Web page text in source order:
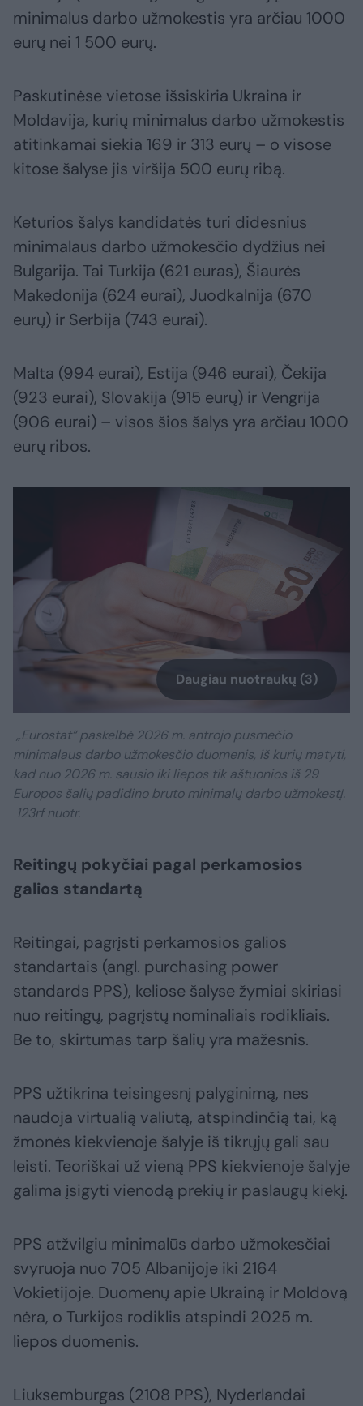
minimalus darbo užmokestis yra arčiau 1000
eurų nei 1 500 eurų.
Paskutinėse vietose išsiskiria Ukraina ir
Moldavija, kurių minimalus darbo užmokestis
atitinkamai siekia 169 ir 313 eurų – o visose
kitose šalyse jis viršija 500 eurų ribą.
Keturios šalys kandidatės turi didesnius
minimalaus darbo užmokesčio dydžius nei
Bulgarija. Tai Turkija (621 euras), Šiaurės
Makedonija (624 eurai), Juodkalnija (670
eurų) ir Serbija (743 eurai).
Malta (994 eurai), Estija (946 eurai), Čekija
(923 eurai), Slovakija (915 eurų) ir Vengrija
(906 eurai) – visos šios šalys yra arčiau 1000
eurų ribos.
Daugiau nuotraukų (3)
„Eurostat“ paskelbė 2026 m. antrojo pusmečio
minimalaus darbo užmokesčio duomenis, iš kurių matyti,
kad nuo 2026 m. sausio iki liepos tik aštuonios iš 29
Europos šalių padidino bruto minimalų darbo užmokestį.
123rf nuotr.
Reitingų pokyčiai pagal perkamosios
galios standartą
Reitingai, pagrįsti perkamosios galios
standartais (angl. purchasing power
standards PPS), keliose šalyse žymiai skiriasi
nuo reitingų, pagrįstų nominaliais rodikliais.
Be to, skirtumas tarp šalių yra mažesnis.
PPS užtikrina teisingesnį palyginimą, nes
naudoja virtualią valiutą, atspindinčią tai, ką
žmonės kiekvienoje šalyje iš tikrųjų gali sau
leisti. Teoriškai už vieną PPS kiekvienoje šalyje
galima įsigyti vienodą prekių ir paslaugų kiekį.
PPS atžvilgiu minimalūs darbo užmokesčiai
svyruoja nuo 705 Albanijoje iki 2164
Vokietijoje. Duomenų apie Ukrainą ir Moldovą
nėra, o Turkijos rodiklis atspindi 2025 m.
liepos duomenis.
Liuksemburgas (2108 PPS), Nyderlandai